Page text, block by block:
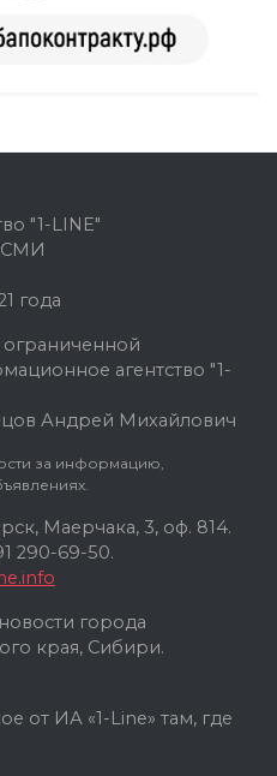
"1-LINE"
СМИ
года
агентство "1-
Андрей Михайлович
за информацию,
Маерчака, 3, оф. 814.
290-69-50.
города
края, Сибири.
от ИА «1-Line» там, где